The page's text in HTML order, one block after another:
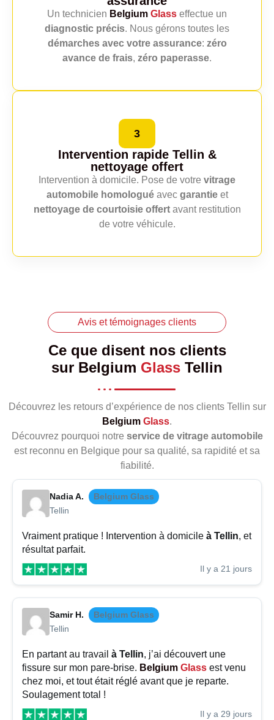
Un technicien Belgium Glass effectue un
diagnostic précis. Nous gérons toutes les
démarches avec votre assurance: zéro
avance de frais, zéro paperasse.
3
Intervention rapide Tellin &
nettoyage offert
Intervention à domicile. Pose de votre vitrage
automobile homologuéavec garantieet
nettoyage de courtoisie offertavant restitution
de votre véhicule.
Avis et témoignages clients
Ce que disent nos clients
sur Belgium Glass Tellin
Découvrez les retours d’expérience de nos clients Tellin sur
Belgium Glass.
Découvrez pourquoi notre service de vitrage automobile
est reconnu en Belgique pour sa qualité, sa rapidité et sa
fiabilité.
Nadia A.
Belgium Glass
Tellin
Vraiment pratique ! Intervention à domicile à Tellin, et
résultat parfait.
Il y a 21 jours
Samir H.
Belgium Glass
Tellin
En partant au travail à Tellin, j’ai découvert une
fissure sur mon pare-brise. Belgium Glass est venu
chez moi, et tout était réglé avant que je reparte.
Soulagement total !
Il y a 29 jours